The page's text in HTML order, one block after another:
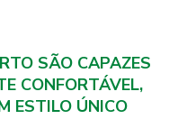
SÃO CAPAZES
CONFORTÁVEL,
ESTILO ÚNICO